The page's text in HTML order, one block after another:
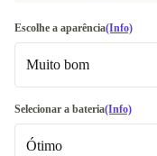
Escolhe a aparência(Info)
Muito bom
Muito bom
Excelente
Selecionar a bateria(Info)
Ótimo